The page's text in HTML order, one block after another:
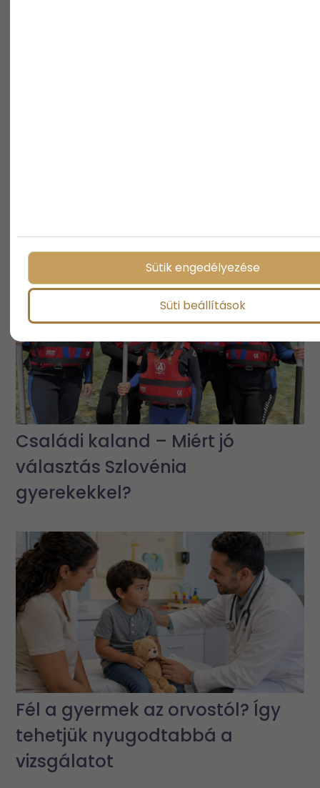
Családi kaland – Miért jó
választás Szlovénia
gyerekekkel?
Fél a gyermek az orvostól? Így
tehetjük nyugodtabbá a
vizsgálatot
Sütik engedélyezése
Süti beállítások